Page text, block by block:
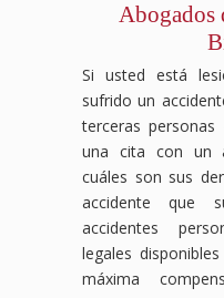
no
esta
solo.
Contáctanos
hoy
mismo
una
consulta
gratuita
y
a
abogados
en
de
tránsito
te
guiará
través
del
proceso
legal
y
Abogados
Si usted está
sufrido un
terceras
una cita con un
cuáles son sus
accidente que
accidentes
legales
máxima